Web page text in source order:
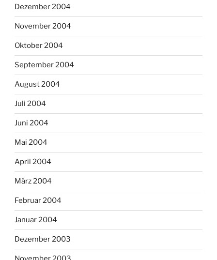
Dezember 2004
November 2004
Oktober 2004
September 2004
August 2004
Juli 2004
Juni 2004
Mai 2004
April 2004
März 2004
Februar 2004
Januar 2004
Dezember 2003